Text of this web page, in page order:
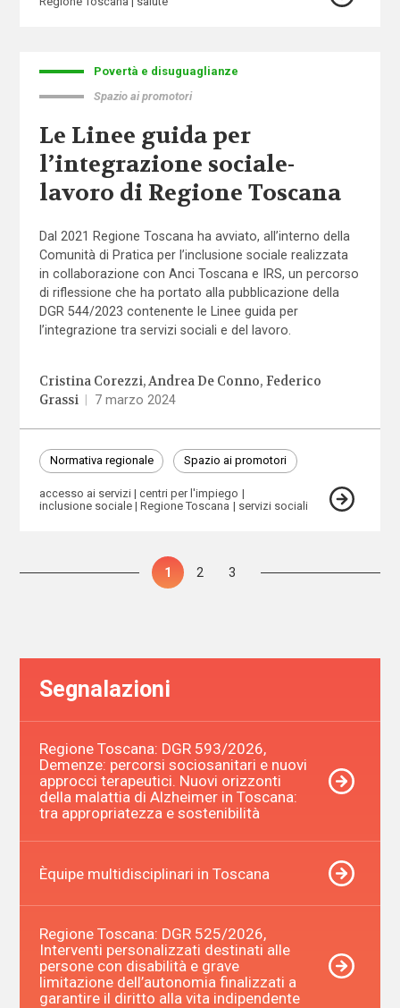
Povertà e disuguaglianze
Spazio ai promotori
Le Linee guida per
l’integrazione sociale-
lavoro di Regione Toscana
Dal 2021 Regione Toscana ha avviato, all’interno della
Comunità di Pratica per l’inclusione sociale realizzata
in collaborazione con Anci Toscana e IRS, un percorso
di riflessione che ha portato alla pubblicazione della
DGR 544/2023 contenente le Linee guida per
l’integrazione tra servizi sociali e del lavoro.
Cristina Corezzi Andrea De Conno Federico
Grassi
7 marzo 2024
Normativa regionale Spazio ai promotori
accesso ai servizi
centri per l'impiego
inclusione sociale
Regione Toscana servizi sociali
Paginazione
Pagina
1 Pagina
2 Pagina
3
Segnalazioni
Regione Toscana: DGR 593/2026,
Demenze: percorsi sociosanitari e nuovi
approcci terapeutici. Nuovi orizzonti
della malattia di Alzheimer in Toscana:
tra appropriatezza e sostenibilità
Èquipe multidisciplinari in Toscana
Regione Toscana: DGR 525/2026,
Interventi personalizzati destinati alle
persone con disabilità e grave
limitazione dell’autonomia finalizzati a
garantire il diritto alla vita indipendente